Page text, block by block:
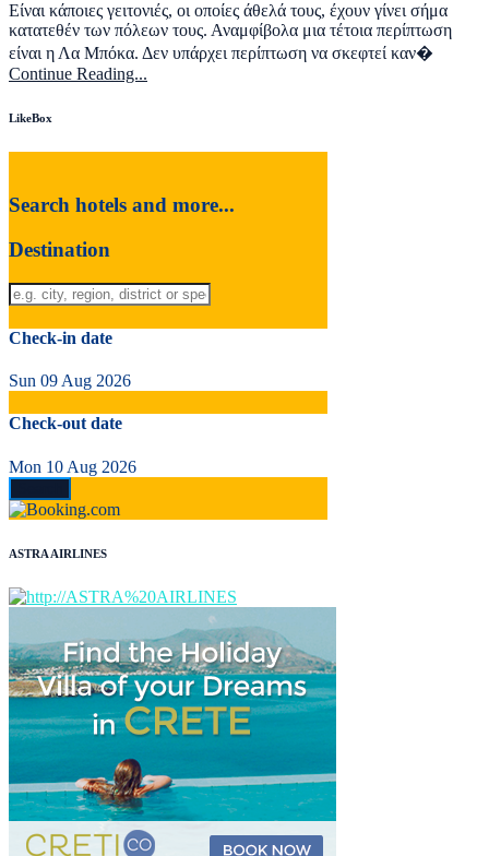
Είναι κάποιες γειτονιές, οι οποίες άθελά τους, έχουν γίνει σήμα
κατατεθέν των πόλεων τους. Αναμφίβολα μια τέτοια περίπτωση
είναι η Λα Μπόκα. Δεν υπάρχει περίπτωση να σκεφτεί καν�
Continue Reading...
LikeBox
Search hotels and more...
Destination
Check-in date
Sun 09 Aug 2026
Check-out date
Mon 10 Aug 2026
ASTRA AIRLINES